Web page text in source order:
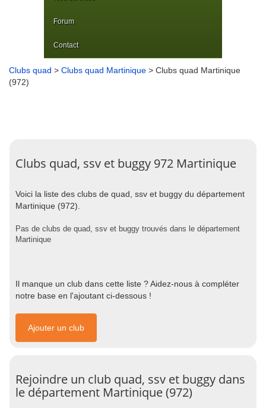
Forum
Contact
Clubs quad > Clubs quad Martinique > Clubs quad Martinique
(972)
Clubs quad, ssv et buggy 972 Martinique
Voici la liste des clubs de quad, ssv et buggy du département
Martinique (972).
Pas de clubs de quad, ssv et buggy trouvés dans le département
Martinique
Il manque un club dans cette liste ? Aidez-nous à compléter
notre base en l'ajoutant ci-dessous !
Ajouter un club
Rejoindre un club quad, ssv et buggy dans
le département Martinique (972)